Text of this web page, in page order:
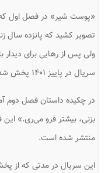
تصویر ‌کشید که پانزده سال
ولی پس از رهایی برای
سریال در پاییز ۱۴۰۱ پخش شد.
در چکیده داستان فصل دوم
بزنی، بیشتر فرو می‌ری.» این
منتشر شده است.
این سریال در مدتی که از